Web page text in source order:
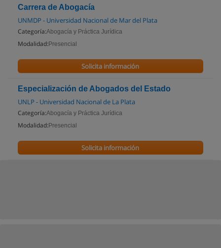
Carrera de Abogacía
UNMDP - Universidad Nacional de Mar del Plata
Categoría:Abogacía y Práctica Jurídica
Modalidad: Presencial
Solicita información
Especialización de Abogados del Estado
UNLP - Universidad Nacional de La Plata
Categoría:Abogacía y Práctica Jurídica
Modalidad: Presencial
Solicita información